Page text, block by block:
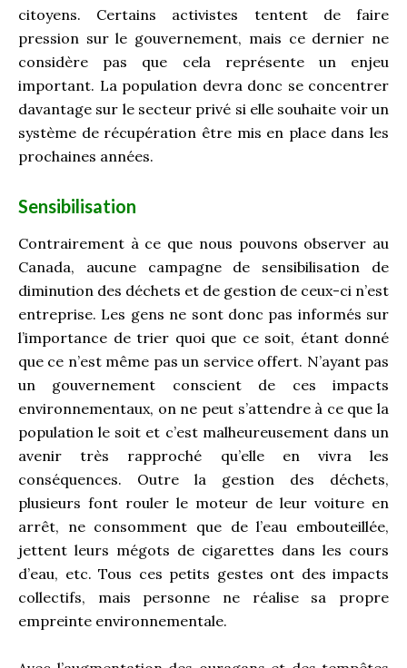
citoyens. Certains activistes tentent de faire
pression sur le gouvernement, mais ce dernier ne
considère pas que cela représente un enjeu
important. La population devra donc se concentrer
davantage sur le secteur privé si elle souhaite voir un
système de récupération être mis en place dans les
prochaines années.
Sensibilisation
Contrairement à ce que nous pouvons observer au
Canada, aucune campagne de sensibilisation de
diminution des déchets et de gestion de ceux-ci n’est
entreprise. Les gens ne sont donc pas informés sur
l’importance de trier quoi que ce soit, étant donné
que ce n’est même pas un service offert. N’ayant pas
un gouvernement conscient de ces impacts
environnementaux, on ne peut s’attendre à ce que la
population le soit et c’est malheureusement dans un
avenir très rapproché qu’elle en vivra les
conséquences. Outre la gestion des déchets,
plusieurs font rouler le moteur de leur voiture en
arrêt, ne consomment que de l’eau embouteillée,
jettent leurs mégots de cigarettes dans les cours
d’eau, etc. Tous ces petits gestes ont des impacts
collectifs, mais personne ne réalise sa propre
empreinte environnementale.